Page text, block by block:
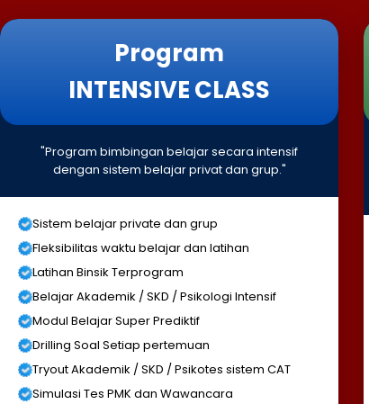
Program
INTENSIVE CLASS
"Program bimbingan belajar secara intensif
dengan sistem belajar privat dan grup."
Sistem belajar private dan grup
Fleksibilitas waktu belajar dan latihan
Latihan Binsik Terprogram
Belajar Akademik / SKD / Psikologi Intensif
Modul Belajar Super Prediktif
Drilling Soal Setiap pertemuan
Tryout Akademik / SKD / Psikotes sistem CAT
Simulasi Tes PMK dan Wawancara